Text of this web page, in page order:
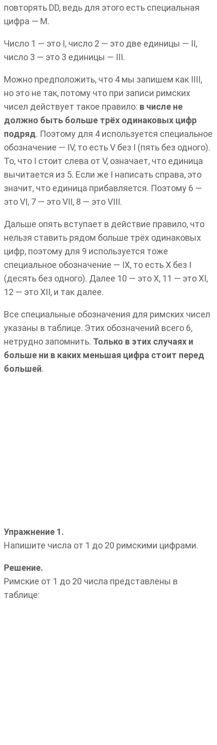
повторять DD, ведь для этого есть специальная
цифра — M.
Число 1 — это I, число 2 — это две единицы — II,
число 3 — это 3 единицы — III.
Можно предположить, что 4 мы запишем как IIII,
но это не так, потому что при записи римских
чисел действует такое правило: в числе не
должно быть больше трёх одинаковых цифр
подряд. Поэтому для 4 используется специальное
обозначение — IV, то есть V без I (пять без одного).
То, что I стоит слева от V, означает, что единица
вычитается из 5. Если же I написать справа, это
значит, что единица прибавляется. Поэтому 6 —
это VI, 7 — это VII, 8 — это VIII.
Дальше опять вступает в действие правило, что
нельзя ставить рядом больше трёх одинаковых
цифр, поэтому для 9 используется тоже
специальное обозначение — IX, то есть X без I
(десять без одного). Далее 10 — это X, 11 — это XI,
12 — это XII, и так далее.
Все специальные обозначения для римских чисел
указаны в таблице. Этих обозначений всего 6,
нетрудно запомнить. Только в этих случаях и
больше ни в каких меньшая цифра стоит перед
большей.
Упражнение 1.
Напишите числа от 1 до 20 римскими цифрами.
Решение.
Римские от 1 до 20 числа представлены в
таблице: